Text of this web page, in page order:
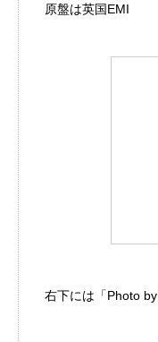
原盤は英国EMI
右下には「Photo by